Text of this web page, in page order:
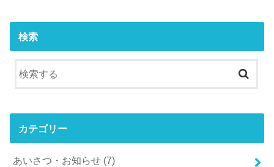
検索
カテゴリー
あいさつ・お知らせ (7)